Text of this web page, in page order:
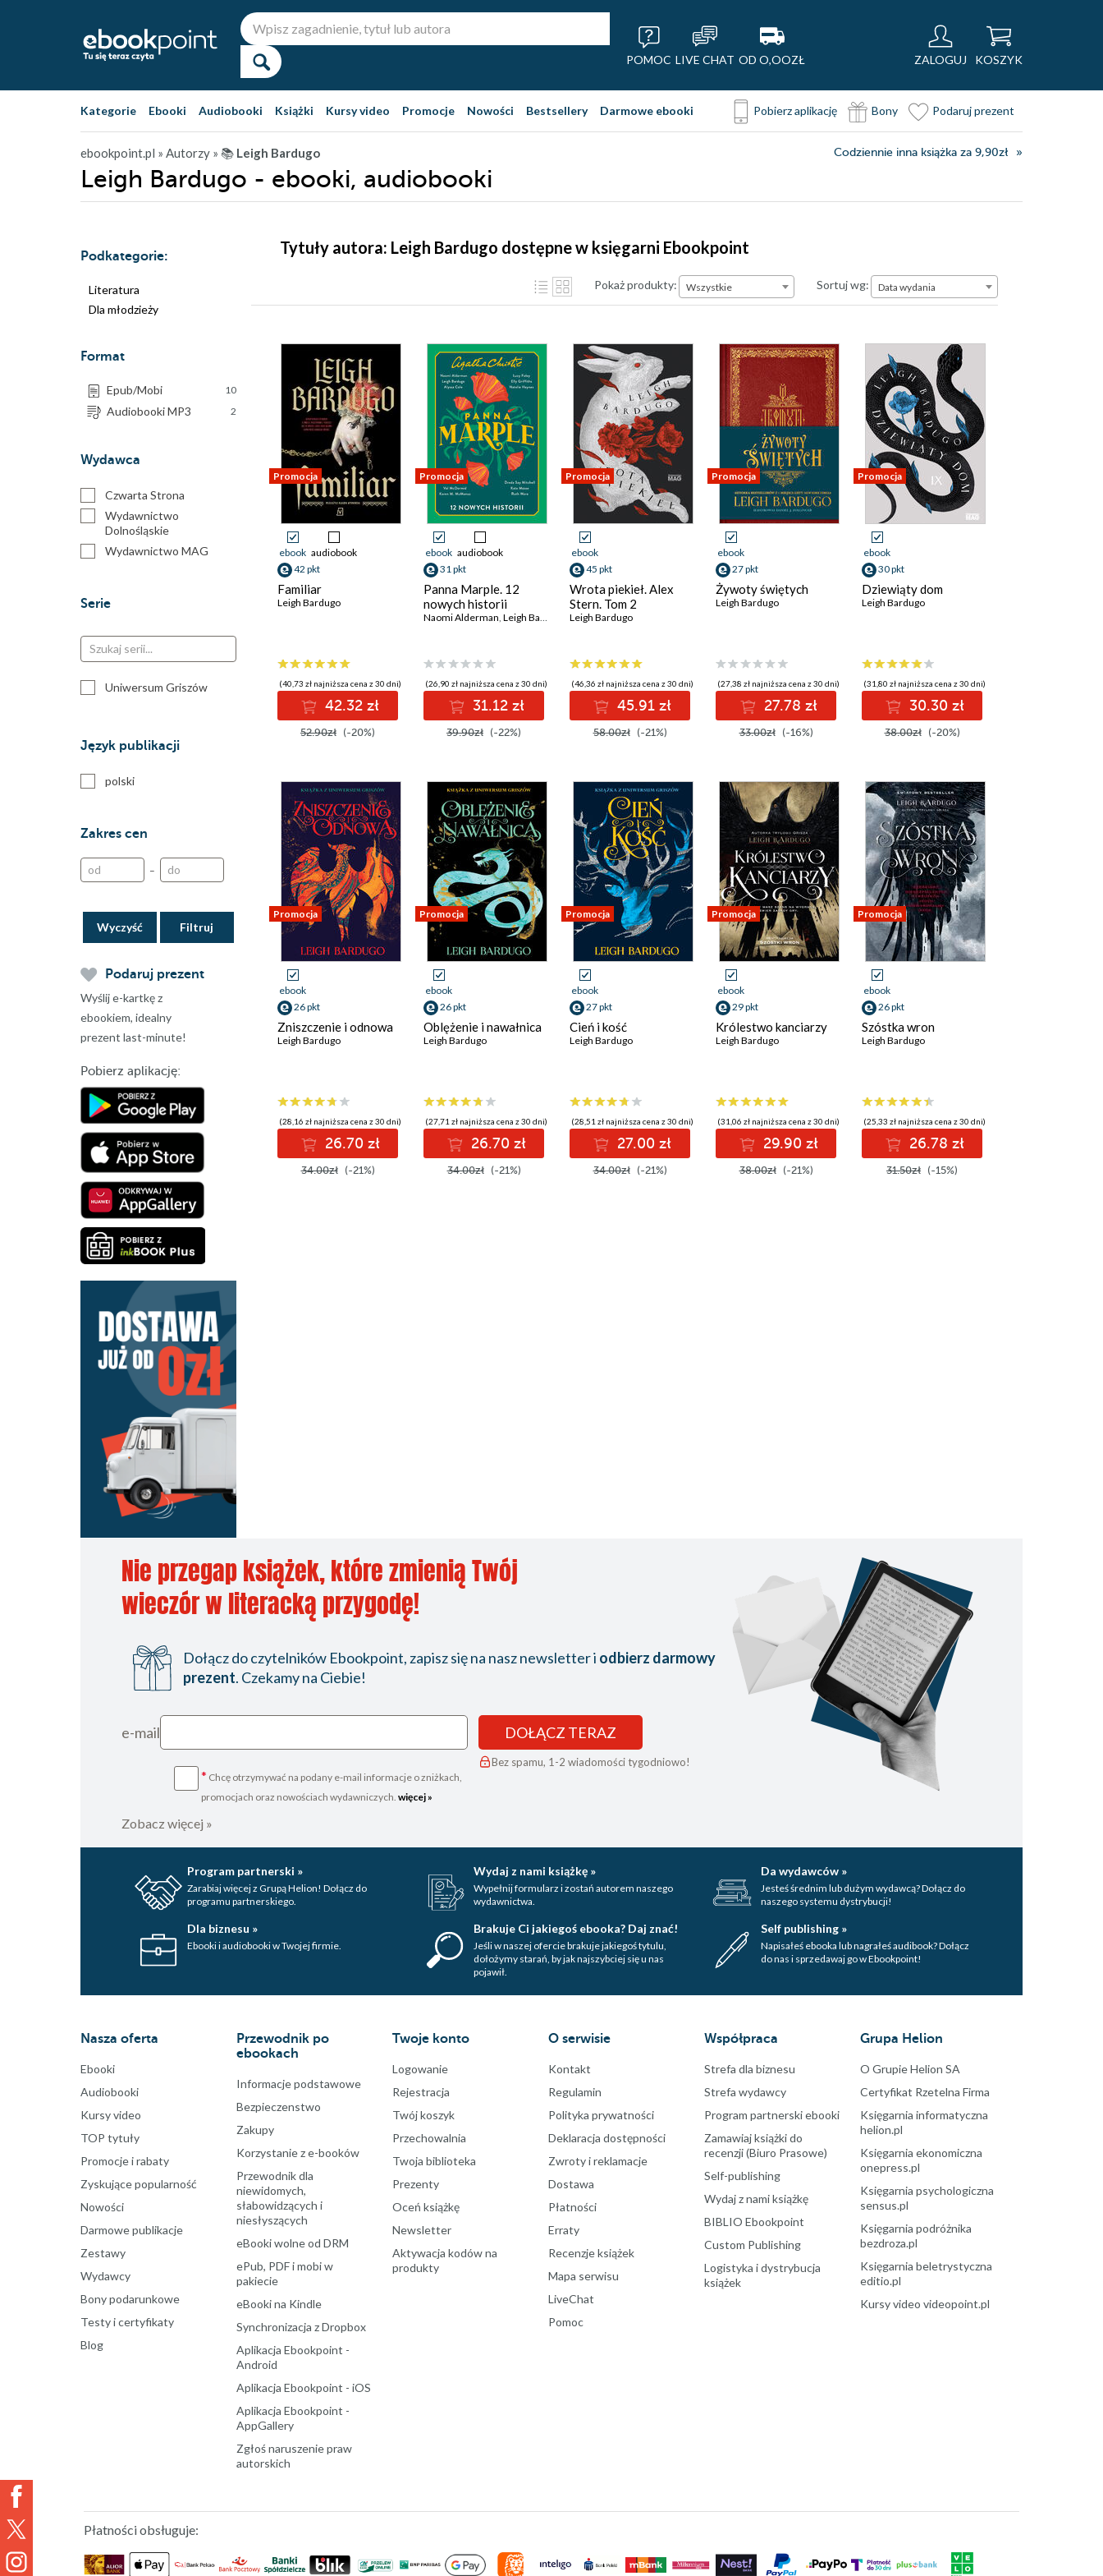
POMOC LIVE CHAT OD O,OOZŁ ZALOGUJ KOSZYK
Kategorie Ebooki Audiobooki Książki Kursy video Promocje Nowości Bestsellery Darmowe ebooki Pobierz aplikację Bony Podaruj prezent
ebookpoint.pl » Autorzy » 📚 Leigh Bardugo Codziennie inna książka za 9,90zł
Leigh Bardugo - ebooki, audiobooki
Podkategorie:
Literatura
Dla młodzieży
Format
Epub/Mobi 10
Audiobooki MP3 2
Wydawca
Czwarta Strona
Wydawnictwo
Dolnośląskie
Wydawnictwo MAG
Serie
Uniwersum Griszów
Język publikacji
polski
Zakres cen
–
Wyczyść
Podaruj prezent
Wyślij e-kartkę z
ebookiem, idealny
prezent last-minute!
Pobierz aplikację:
Tytuły autora: Leigh Bardugo dostępne w księgarni Ebookpoint
Pokaż produkty: Wszystkie Sortuj wg:Data wydania
Data wydania
Promocja
ebook audiobook
42 pkt
Familiar
Leigh Bardugo
(40,73 zł najniższa cena z 30 dni)
42.32 zł
52.90zł (-20%)
Promocja
ebook audiobook
31 pkt
Panna Marple. 12
nowych historii
Naomi Alderman, Leigh Bardugo ,Alyssa Cole,Lucy Foley
(26,90 zł najniższa cena z 30 dni)
31.12 zł
39.90zł (-22%)
Promocja
ebook
45 pkt
Wrota piekieł. Alex
Stern. Tom 2
Leigh Bardugo
(46,36 zł najniższa cena z 30 dni)
45.91 zł
58.00zł (-21%)
Promocja
ebook
27 pkt
Żywoty świętych
Leigh Bardugo
(27,38 zł najniższa cena z 30 dni)
27.78 zł
33.00zł (-16%)
Promocja
ebook
30 pkt
Dziewiąty dom
Leigh Bardugo
(31,80 zł najniższa cena z 30 dni)
30.30 zł
38.00zł (-20%)
Promocja
ebook
26 pkt
Zniszczenie i odnowa
Leigh Bardugo
(28,16 zł najniższa cena z 30 dni)
26.70 zł
34.00zł (-21%)
Promocja
ebook
26 pkt
Oblężenie i nawałnica
Leigh Bardugo
(27,71 zł najniższa cena z 30 dni)
26.70 zł
34.00zł (-21%)
Promocja
ebook
27 pkt
Cień i kość
Leigh Bardugo
(28,51 zł najniższa cena z 30 dni)
27.00 zł
34.00zł (-21%)
Promocja
ebook
29 pkt
Królestwo kanciarzy
Leigh Bardugo
(31,06 zł najniższa cena z 30 dni)
29.90 zł
38.00zł (-21%)
Promocja
ebook
26 pkt
Szóstka wron
Leigh Bardugo
(25,33 zł najniższa cena z 30 dni)
26.78 zł
31.50zł (-15%)
Nie przegap książek, które zmienią Twój
wieczór w literacką przygodę!
Dołącz do czytelników Ebookpoint, zapisz się na nasz newsletter i odbierz darmowy
prezent. Czekamy na Ciebie!
e-mail
* Chcę otrzymywać na podany e-mail informacje o zniżkach,
promocjach oraz nowościach wydawniczych. więcej »
DOŁĄCZ TERAZ
Bez spamu, 1-2 wiadomości tygodniowo!
Zobacz więcej »
Program partnerski »
Zarabiaj więcej z Grupą Helion! Dołącz do
programu partnerskiego.
Wydaj z nami książkę »
Wypełnij formularz i zostań autorem naszego
wydawnictwa.
Da wydawców »
Jesteś średnim lub dużym wydawcą? Dołącz do
naszego systemu dystrybucji!
Dla biznesu »
Ebooki i audiobooki w Twojej firmie.
Brakuje Ci jakiegoś ebooka? Daj znać!
Jeśli w naszej ofercie brakuje jakiegoś tytulu,
dołożymy starań, by jak najszybciej się u nas
pojawił.
Self publishing »
Napisałeś ebooka lub nagrałeś audibook? Dołącz
do nas i sprzedawaj go w Ebookpoint!
Nasza oferta
Ebooki
Audiobooki
Kursy video
TOP tytuły
Promocje i rabaty
Zyskujące popularność
Nowości
Darmowe publikacje
Zestawy
Wydawcy
Bony podarunkowe
Testy i certyfikaty
Blog
Przewodnik po
ebookach
Informacje podstawowe
Bezpieczenstwo
Zakupy
Korzystanie z e-booków
Przewodnik dla
niewidomych,
słabowidzących i
niesłyszących
eBooki wolne od DRM
ePub, PDF i mobi w
pakiecie
eBooki na Kindle
Synchronizacja z Dropbox
Aplikacja Ebookpoint -
Android
Aplikacja Ebookpoint - iOS
Aplikacja Ebookpoint -
AppGallery
Zgłoś naruszenie praw
autorskich
Twoje konto
Logowanie
Rejestracja
Twój koszyk
Przechowalnia
Twoja biblioteka
Prezenty
Oceń książkę
Newsletter
Aktywacja kodów na
produkty
O serwisie
Kontakt
Regulamin
Polityka prywatności
Deklaracja dostępności
Zwroty i reklamacje
Dostawa
Płatności
Erraty
Recenzje książek
Mapa serwisu
LiveChat
Pomoc
Współpraca
Strefa dla biznesu
Strefa wydawcy
Program partnerski ebooki
Zamawiaj książki do
recenzji (Biuro Prasowe)
Self-publishing
Wydaj z nami książkę
BIBLIO Ebookpoint
Custom Publishing
Logistyka i dystrybucja
książek
Grupa Helion
O Grupie Helion SA
Certyfikat Rzetelna Firma
Księgarnia informatyczna
helion.pl
Księgarnia ekonomiczna
onepress.pl
Księgarnia psychologiczna
sensus.pl
Księgarnia podróżnika
bezdroza.pl
Księgarnia beletrystyczna
editio.pl
Kursy video videopoint.pl
Płatności obsługuje: